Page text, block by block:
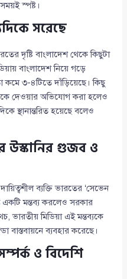
স্পষ্ট।
সরেছে
দৃষ্টি বাংলাদেশ থেকে কিছুটা
বাংলাদেশ নিয়ে গড়ে
৩-৪টিতে দাঁড়িয়েছে। কিছু
দেওয়ার অভিযোগ করা হলেও
স্থানান্তরিত হয়েছে বলেও
উস্কানির গুজব ও
ব্যক্তি ভারতের ‘সেভেন
একটি মন্তব্য করলেও সরকার
ভারতীয় মিডিয়া এই মন্তব্যকে
বাস্তবায়নে ব্যবহার করেছে।
ও বিদেশি